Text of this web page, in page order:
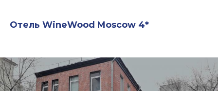
Отель WineWood Moscow 4*